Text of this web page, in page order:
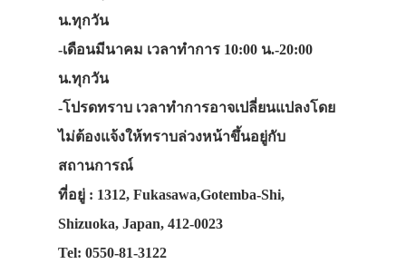
น.ทุกวัน
-เดือนมีนาคม เวลาทำการ 10:00 น.-20:00
น.ทุกวัน
-โปรดทราบ เวลาทำการอาจเปลี่ยนแปลงโดย
ไม่ต้องแจ้งให้ทราบล่วงหน้าขึ้นอยู่กับ
สถานการณ์
ที่อยู่ : 1312, Fukasawa,Gotemba-Shi,
Shizuoka, Japan, 412-0023
Tel: 0550-81-3122